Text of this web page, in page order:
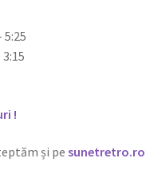
5:25
!
și pesunetretro.ro